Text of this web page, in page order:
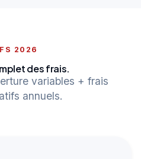
2026
des frais.
variables + frais
annuels.